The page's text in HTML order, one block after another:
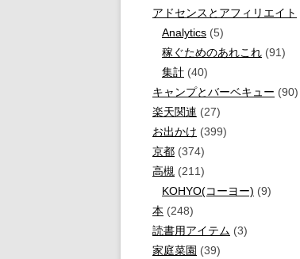
アドセンスとアフィリエイト
Analytics (5)
稼ぐためのあれこれ (91)
集計 (40)
キャンプとバーベキュー (90)
楽天関連 (27)
お出かけ (399)
京都 (374)
高槻 (211)
KOHYO(コーヨー) (9)
本 (248)
読書用アイテム (3)
家庭菜園 (39)